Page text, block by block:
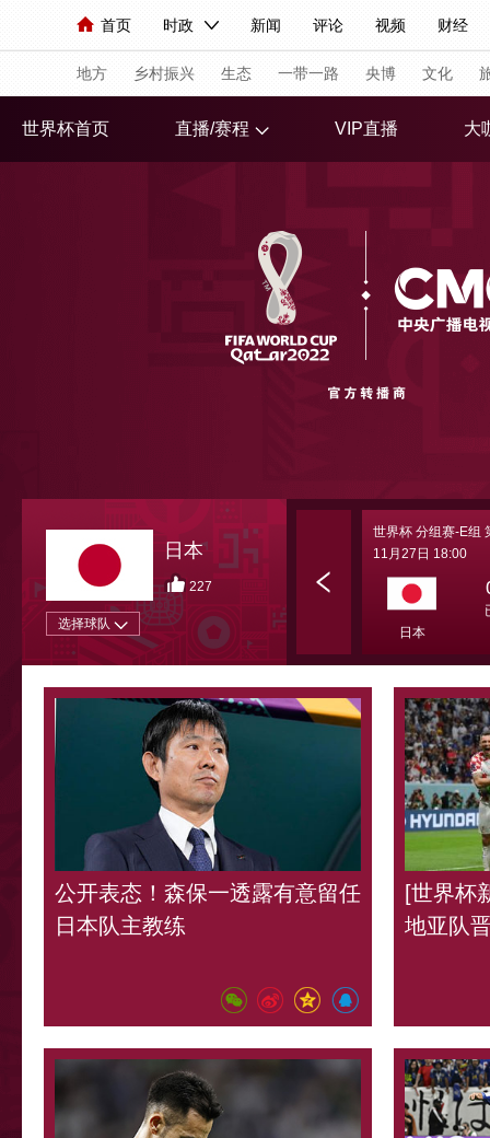
首页 时政 新闻 评论 视频 财经
人民领袖习近平 联播+ 中国领导人 央视快评 习
直播 栏目大全 节目单 听音 微视频
海外频道 iPanda English Монгол
地方 乡村振兴 生态 一带一路 央博 文化
国际 军事
联播+ 热解读 天天学习
小央视频 小央直播
生态环境 一带一路
大国智造 大国展会 云顶对话
CCTV.节目官网 直播 节目单 栏目 片库
世界杯首页 直播/赛程 VIP直播 大
日本
227
选择球队
公开表态！森保一透露有意留任
日本队主教练
[世界杯
地亚队